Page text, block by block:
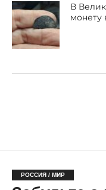
В
монету
РОССИЯ / МИР